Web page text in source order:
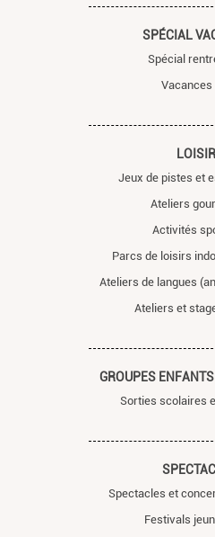
SPÉCIAL
Spécial
Vacances
Jeux de pistes et
Ateliers
Activités
Parcs de loisirs
Ateliers de langues
Ateliers et
GROUPES
Sorties scolaires
Spectacles et
Festivals